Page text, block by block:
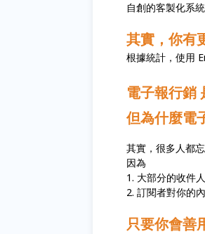
自創的客製化系
其實，你有
根據統計，使用
電子報行銷
但為什麼電
其實，很多人都
因為
1. 大部分的收件
2. 訂閱者對你的
只要你會善